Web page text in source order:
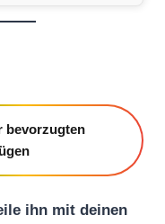
bevorzugten
ihn mit deinen